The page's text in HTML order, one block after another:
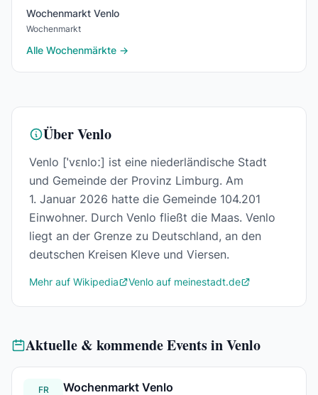
Wochenmarkt Venlo
Wochenmarkt
Alle Wochenmärkte →
Über Venlo
Venlo [ˈvɛnloː] ist eine niederländische Stadt
und Gemeinde der Provinz Limburg. Am
1. Januar 2026 hatte die Gemeinde 104.201
Einwohner. Durch Venlo fließt die Maas. Venlo
liegt an der Grenze zu Deutschland, an den
deutschen Kreisen Kleve und Viersen.
Mehr auf Wikipedia Venlo auf meinestadt.de
Aktuelle & kommende Events in Venlo
FR Wochenmarkt Venlo